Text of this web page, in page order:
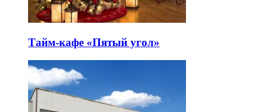
Тайм-кафе «Пятый угол»